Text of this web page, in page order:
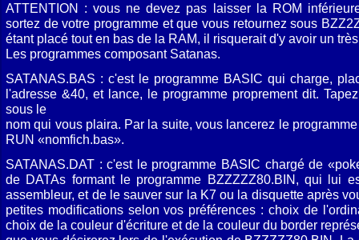
ATTENTION : vous ne devez pas laisser la ROM
sortez de votre programme et que vous retournez sous
étant placé tout en bas de la RAM, il risquerait d'y avoir un
Les programmes composant Satanas.
SATANAS.BAS : c'est le programme BASIC qui charge,
l'adresse &40, et lance, le programme proprement dit.
sous le
nom qui vous plaira. Par la suite, vous lancerez le
RUN «nomfich.bas».
SATANAS.DAT : c'est le programme BASIC chargé de
de DATAs formant le programme BZZZZZ80.BIN, qui lui
assembleur, et de le sauver sur la K7 ou la disquette après
petites modifications selon vos préférences : choix de
choix de la couleur d'écriture et de la couleur du border